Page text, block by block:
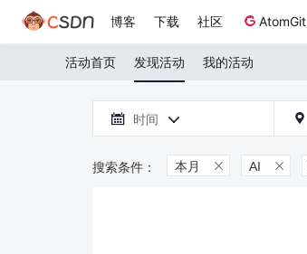
博客 下载 社区 AtomGit
活动首页 发现活动 我的活动
 时间  
本月  AI 